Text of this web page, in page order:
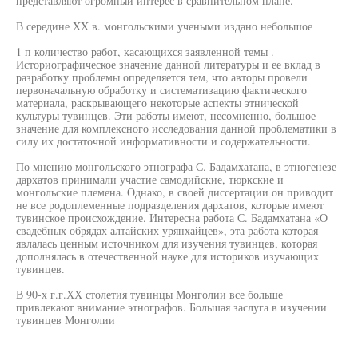
В середине XX в. монгольскими учеными издано небольшое
1 п количество работ, касающихся заявленной темы .
Историографическое значение данной литературы и ее вклад в
разработку проблемы определяется тем, что авторы провели
первоначальную обработку и систематизацию фактического
материала, раскрывающего некоторые аспекты этнической
культуры тувинцев. Эти работы имеют, несомненно, большое
значение для комплексного исследования данной проблематики в
силу их достаточной информативности и содержательности.
По мнению монгольского этнографа С. Бадамхатана, в этногенезе
дархатов принимали участие самодийские, тюркские и
монгольские племена. Однако, в своей диссертации он приводит
не все родоплеменные подразделения дархатов, которые имеют
тувинское происхождение. Интересна работа С. Бадамхатана «О
свадебных обрядах алтайских урянхайцев», эта работа которая
явлалась ценным источником для изучения тувинцев, которая
дополнялась в отечественной науке для историков изучающих
тувинцев.
В 90-х г.г.ХХ столетия тувинцы Монголии все больше
привлекают внимание этнографов. Большая заслуга в изучении
тувинцев Монголии